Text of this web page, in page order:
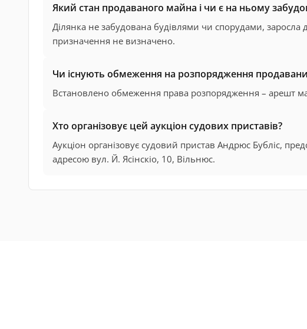
Який стан продаваного майна і чи є на ньому
Ділянка не забудована будівлями чи спорудами, заросла
призначення не визначено.
Чи існують обмеження на розпорядження
Встановлено обмеження права розпорядження – арешт
Хто організовує цей аукціон судових приставів?
Аукціон організовує судовий пристав Андрюс Бубліс,
адресою вул. Й. Ясінскіо, 10, Вільнюс.